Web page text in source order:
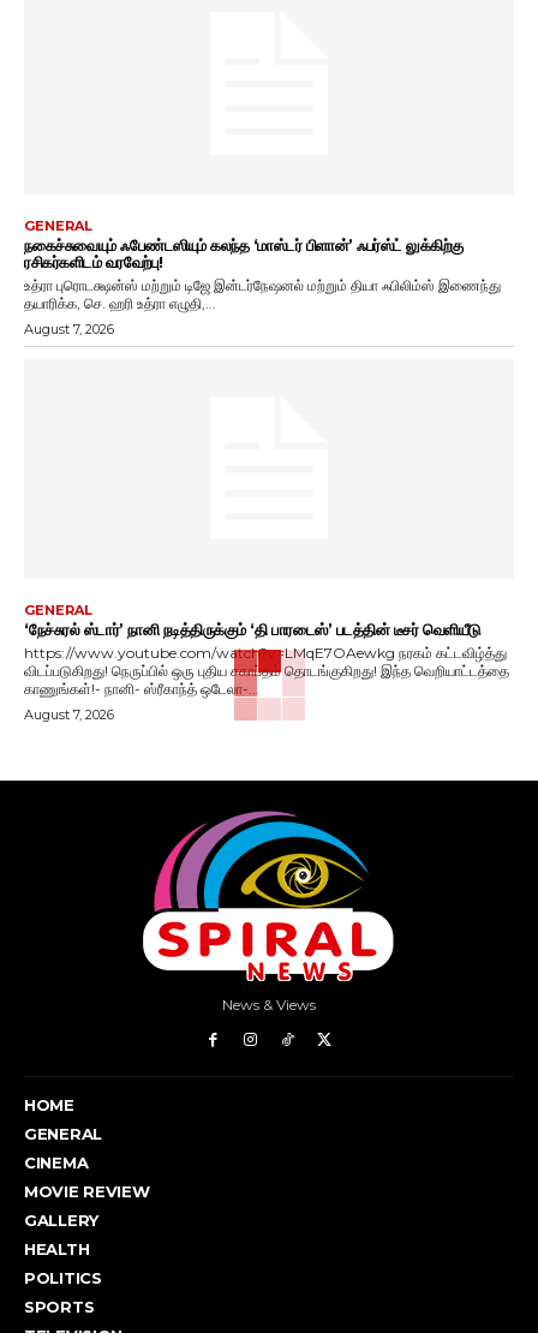
GENERAL
நகைச்சுவையும் ஃபேண்டஸியும் கலந்த ‘மாஸ்டர் பிளான்’ ஃபர்ஸ்ட் லுக்கிற்கு
ரசிகர்களிடம் வரவேற்பு!
உத்ரா புரொடக்ஷன்ஸ் மற்றும் டிஜே இன்டர்நேஷனல் மற்றும் தியா ஃபிலிம்ஸ் இணைந்து
தயாரிக்க, செ. ஹரி உத்ரா எழுதி,...
August 7, 2026
GENERAL
‘நேச்சுரல் ஸ்டார்’ நானி நடித்திருக்கும் ‘தி பாரடைஸ்’ படத்தின் டீசர் வெளியீடு
https://www.youtube.com/watch?v=LMqE7OAewkg நரகம் கட்டவிழ்த்து
விடப்படுகிறது! நெருப்பில் ஒரு புதிய சகாப்தம் தொடங்குகிறது! இந்த வெறியாட்டத்தை
காணுங்கள்!- நானி- ஸ்ரீகாந்த் ஒடேலா-...
August 7, 2026
News & Views
HOME
GENERAL
CINEMA
MOVIE REVIEW
GALLERY
HEALTH
POLITICS
SPORTS